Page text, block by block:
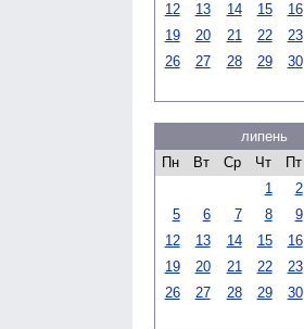
12
13 14 15 16
19
20 21 22 23
26
27 28 29 30
липень
Пн
Вт Ср Чт Пт
1
2
5
6 7 8 9
12
13 14 15 16
19
20 21 22 23
26
27 28 29 30